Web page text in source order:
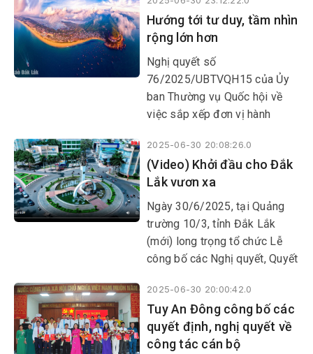
liệu quý giá về mối quan hệ đoàn kết đặc biệt giữa hai
dân tộc.
Hướng tới tư duy, tầm nhìn
rộng lớn hơn
Nghị quyết số
76/2025/UBTVQH15 của Ủy
ban Thường vụ Quốc hội về
việc sắp xếp đơn vị hành
chứng rõ nét cho tầm nhìn xa
và quyết tâm đổi mới mạnh
mẽ của Đảng và Nhà nước.
2025-06-30 20:08:26.0
(Video) Khởi đầu cho Đắk
Lắk vươn xa
Ngày 30/6/2025, tại Quảng
trường 10/3, tỉnh Đắk Lắk
(mới) long trọng tổ chức Lễ
công bố các Nghị quyết, Quyết
ương và địa phương về việc
sáp nhập đơn vị hành chính
cấp tỉnh, cấp xã; kết thúc hoạt
động đơn vị hành chính cấp
2025-06-30 20:00:42.0
Tuy An Đông công bố các
quyết định, nghị quyết về
công tác cán bộ